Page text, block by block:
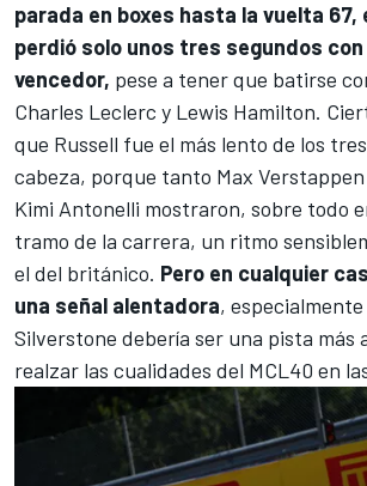
parada en boxes hasta la vuelta
perdió solo unos tres segundos
vencedor, pese a tener que batirse
Charles Leclerc y Lewis Hamilton.
que Russell fue el más lento de los
cabeza, porque tanto Max Verstappen
Kimi Antonelli mostraron, sobre todo
tramo de la carrera, un ritmo
el del británico. Pero en cualquier
una señal alentadora,
Silverstone debería ser una pista más
realzar las cualidades del MCL40 en